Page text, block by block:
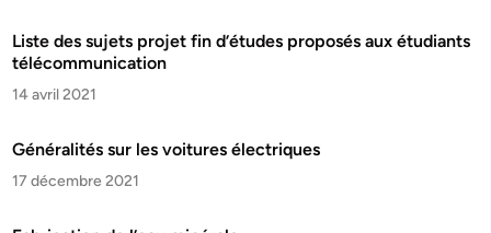
Liste des sujets projet fin d’études proposés aux étudiants
télécommunication
14 avril 2021
Généralités sur les voitures électriques
17 décembre 2021